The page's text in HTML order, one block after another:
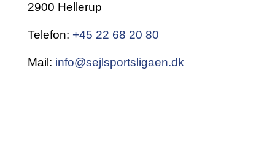
2900 Hellerup
Telefon: +45 22 68 20 80
Mail: info@sejlsportsligaen.dk